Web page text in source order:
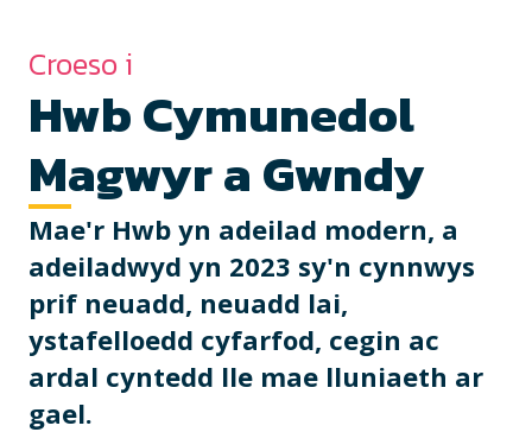
Croeso i
Hwb Cymunedol
Magwyr a Gwndy
Mae'r Hwb yn adeilad modern, a
adeiladwyd yn 2023 sy'n cynnwys
prif neuadd, neuadd lai,
ystafelloedd cyfarfod, cegin ac
ardal cyntedd lle mae lluniaeth ar
gael.